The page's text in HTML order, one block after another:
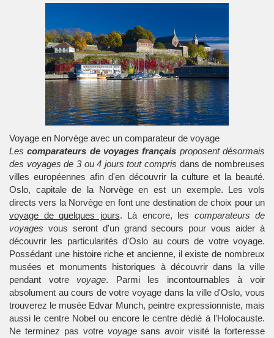
Voyage en Norvège avec un comparateur de voyage
Lescomparateurs de voyages français proposent désormais
des voyages de 3 ou 4 jours tout compris dans de nombreuses
villes européennes afin d'en découvrir la culture et la beauté.
Oslo, capitale de la Norvège en est un exemple. Les vols
directs vers la Norvège en font une destination de choix pour un
voyage de quelques jours. Là encore, les comparateurs de
voyages vous seront d'un grand secours pour vous aider à
découvrir les particularités d'Oslo au cours de votre voyage.
Possédant une histoire riche et ancienne, il existe de nombreux
musées et monuments historiques à découvrir dans la ville
pendant votre voyage. Parmi les incontournables à voir
absolument au cours de votre voyage dans la ville d'Oslo, vous
trouverez le musée Edvar Munch, peintre expressionniste, mais
aussi le centre Nobel ou encore le centre dédié à l'Holocauste.
Ne terminez pas votre voyagesans avoir visité la forteresse